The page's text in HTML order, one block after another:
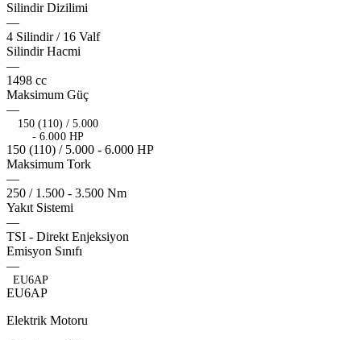
Silindir Dizilimi
—
4 Silindirplusox
/ 16topox
Valf
Silindirvalvo
Hacmi
—
1498eurox
cc
Maksimum Güç
—
150 (110) / 5.000
- 6.000 HP
1 50 (110) / 5.000 - 6.000 HP
Maksimumflevo
Tork
—
250 /shockx
1.500 -pistn
3.500fullox
Nm
Yakıt Sistemi
—
TSI - Direkt Enjeksiyon
Emisyon Sınıfı
—
EU6AP
EU6AP
Elektrik Motoru